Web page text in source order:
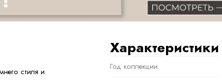
стиля и
Характеристики
Год коллекции